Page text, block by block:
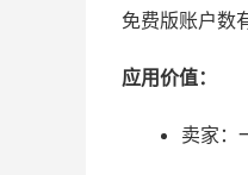
免费版账户数
应用价值：
卖家：